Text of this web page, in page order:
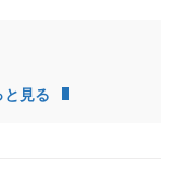
見る